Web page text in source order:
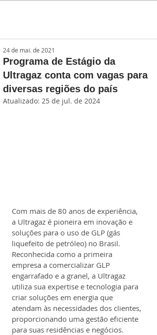
Programa de Estágio da
Ultragaz conta com vagas para
diversas regiões do país
24 de mai. de 2021
Atualizado: 25 de jul. de 2024
Com mais de 80 anos de experiência,
a Ultragaz é pioneira em inovação e
soluções para o uso de GLP (gás
liquefeito de petróleo) no Brasil.
Reconhecida como a primeira
empresa a comercializar GLP
engarrafado e a granel, a Ultragaz
utiliza sua expertise e tecnologia para
criar soluções em energia que
atendam às necessidades dos clientes,
proporcionando uma gestão eficiente
para suas residências e negócios.